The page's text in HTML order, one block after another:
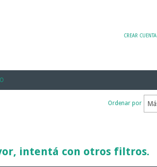
CREAR CUENTA
Ordenar por
intentá con otros filtros.